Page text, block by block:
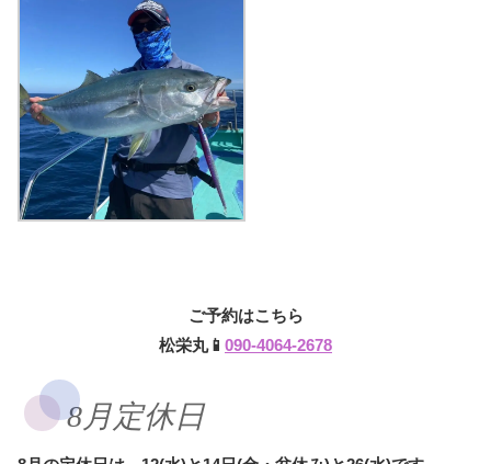
ご予約はこちら
松栄丸📱 090-4064-2678
8月定休日